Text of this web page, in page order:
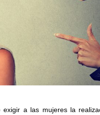
a las mujeres la